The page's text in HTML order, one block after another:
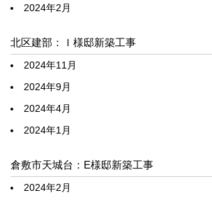
2024年2月
北区建部：Ｉ様邸新築工事
2024年11月
2024年9月
2024年4月
2024年1月
倉敷市天城台：E様邸新築工事
2024年2月